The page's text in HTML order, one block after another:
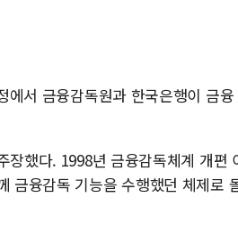
美 고용 예상 밖 부진에 연준 금리 인상
파 기세 꺾이나…고용 감소에 9월 동결 전
서 금융감독원과 한국은행이 금융
했다. 1998년 금융감독체계 개편
금융감독 기능을 수행했던 체제로